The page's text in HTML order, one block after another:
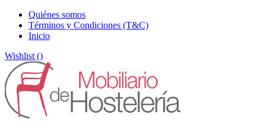
Quiénes somos
Términos y Condiciones (T&C)
Inicio
Wishlist ()